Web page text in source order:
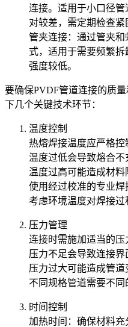
连接。适用于小口径
对较差，需定期检查紧
管夹连接‌：通过管夹
式，适用于需要频繁
强度较低。
要确保PVDF管道连接的质
下几个关键技术环节：
温度控制
热熔焊接温度应严格
温度过低会导致熔合
温度过高可能造成材
使用经过校准的专业焊
考虑环境温度对焊接过
压力管理
连接时需施加适当的
压力不足会导致连接界
压力过大可能造成管
不同规格管道需要不同
时间控制
加热时间：确保材料